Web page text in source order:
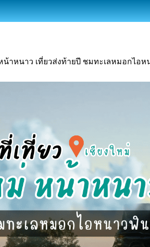
น้าหนาว เที่ยวส่งท้ายปี ชมทะเลหมอกไอ